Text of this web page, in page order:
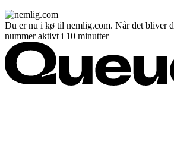
Du er nu i kø til nemlig.com. Når det bliver
nummer aktivt i 10 minutter